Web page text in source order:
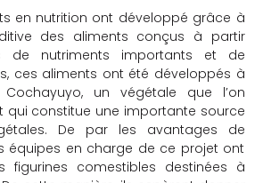
en nutrition ont développé grâce à
des aliments conçus à partir
de nutriments importants et de
ces aliments ont été développés à
un végétale que l’on
qui constitue une importante source
De par les avantages de
équipes en charge de ce projet ont
comestibles destinées à